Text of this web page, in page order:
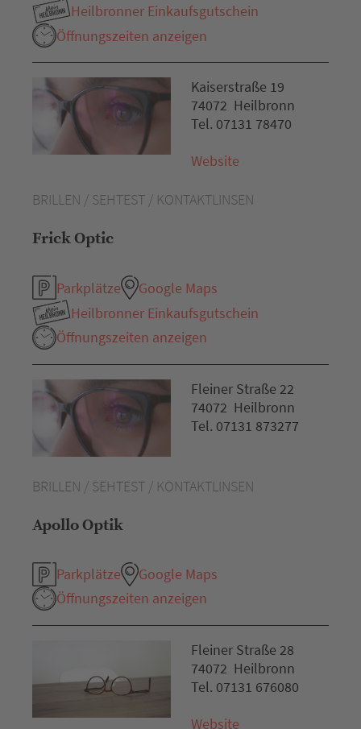
Heilbronner Einkaufsgutschein
Öffnungszeiten anzeigen
BRILLEN / SEHTEST / KONTAKTLINSEN
Frick Optic
Parkplätze
Google Maps
Heilbronner Einkaufsgutschein
Öffnungszeiten anzeigen
Kaiserstraße 19
74072 Heilbronn
Tel. 07131 78470
Website
BRILLEN / SEHTEST / KONTAKTLINSEN
Apollo Optik
Parkplätze
Google Maps
Öffnungszeiten anzeigen
Fleiner Straße 22
74072 Heilbronn
Tel. 07131 873277
Fleiner Straße 28
74072 Heilbronn
Tel. 07131 676080
Website